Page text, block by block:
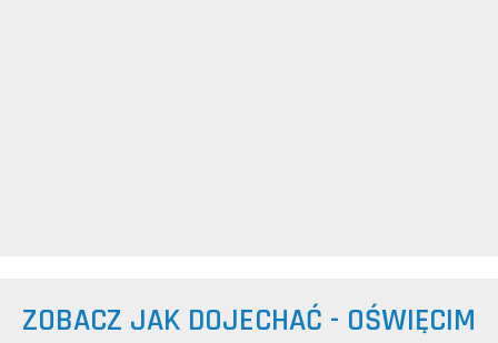
ZOBACZ JAK DOJECHAĆ - OŚWIĘCIM